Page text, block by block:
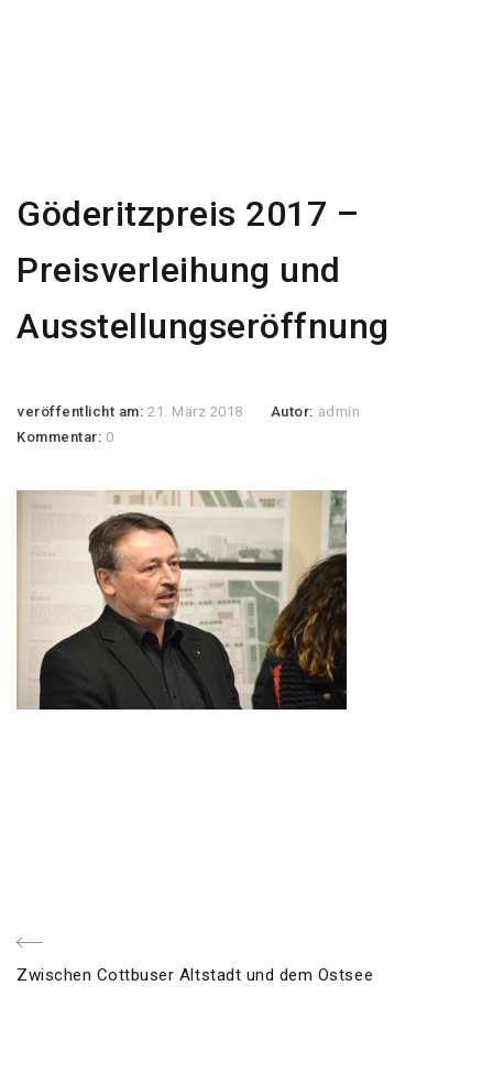
Göderitzpreis 2017 –
Preisverleihung und
Ausstellungseröffnung
veröffentlicht am: 21. März 2018 Autor: admin
Kommentar: 0
Beitragsnavigation
voriger
Zwischen Cottbuser Altstadt und dem Ostsee